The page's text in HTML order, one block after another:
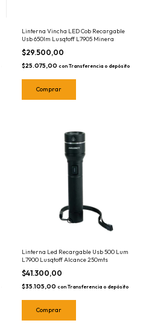
Linterna Vincha LED Cob Recargable
Usb 650lm Lusqtoff L7905 Minera
$29.500,00
$25.075,00 con Transferencia o depósito
Linterna Led Recargable Usb 500 Lum
L7900 Lusqtoff Alcance 250mts
$41.300,00
$35.105,00 con Transferencia o depósito